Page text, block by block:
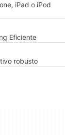
iPad o iPod
Eficiente
robusto